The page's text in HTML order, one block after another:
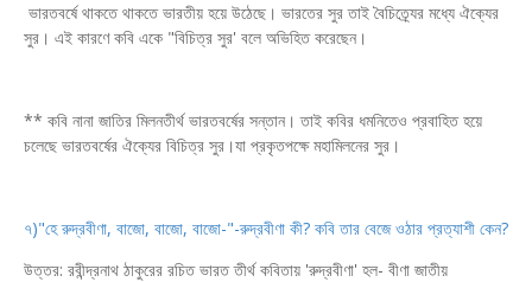
ভারতবর্ষে থাকতে থাকতে ভারতীয় হয়ে উঠেছে। ভারতের সুর তাই বৈচিত্র্যের মধ্যে ঐক্যের
সুর। এই কারণে কবি একে "বিচিত্র সুর' বলে অভিহিত করেছেন।
** কবি নানা জাতির মিলনতীর্থ ভারতবর্ষের সন্তান। তাই কবির ধমনিতেও প্রবাহিত হয়ে
চলেছে ভারতবর্ষের ঐক্যের বিচিত্র সুর।যা প্রকৃতপক্ষে মহামিলনের সুর।
৭)"হে রুদ্রবীণা, বাজো, বাজো, বাজো-"-রুদ্রবীণা কী? কবি তার বেজে ওঠার প্রত্যাশী কেন?
উত্তর: রবীন্দ্রনাথ ঠাকুরের রচিত ভারত তীর্থ কবিতায় 'রুদ্রবীণা' হল- বীণা জাতীয়